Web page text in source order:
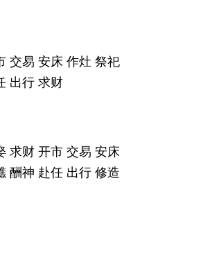
交易 安床 作灶 祭祀
出行 求财
求财 开市 交易 安床
酬神 赴任 出行 修造